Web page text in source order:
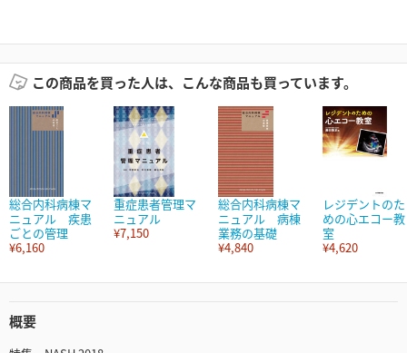
この商品を買った人は、こんな商品も買っています。
総合内科病棟マ
ニュアル 疾患
ごとの管理
¥6,160
重症患者管理マ
ニュアル
¥7,150
総合内科病棟マ
ニュアル 病棟
業務の基礎
¥4,840
レジデントのた
めの心エコー教
室
¥4,620
概要